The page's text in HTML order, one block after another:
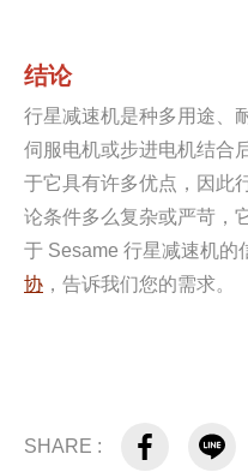
结论
行星减速机是种多用途、
伺服电机或步进电机结合
于它具有许多优点，因此
论条件多么复杂或严苛，
于 Sesame 行星减速机的
协 ，告诉我们您的需求。
SHARE :